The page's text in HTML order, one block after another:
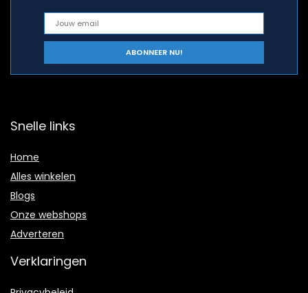
Snelle links
Home
Alles winkelen
Blogs
Onze webshops
Adverteren
Verklaringen